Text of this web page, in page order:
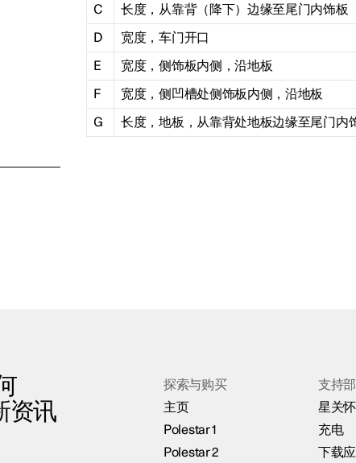
C 长度，从靠背（降下）边缘至尾门内饰板
D 宽度，车门开口
E 宽度，侧饰板内侧，沿地板
F 宽度，侧凹槽处侧饰板内侧，沿地板
G 长度，地板，从靠背处地板边缘至尾门内
资讯
探索与购买
主页
Polestar 1
Polestar 2
支持
星关
充电
下载